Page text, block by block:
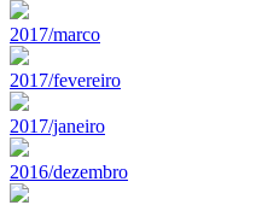
2017/marco
2017/fevereiro
2017/janeiro
2016/dezembro